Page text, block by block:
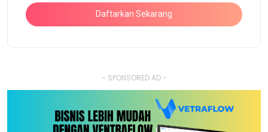
Daftarkan Sekarang
- SPONSORED AD -